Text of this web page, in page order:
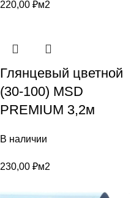
220,00 ₽м2
Глянцевый цветной
(30-100) MSD
PREMIUM 3,2м
В наличии
230,00 ₽м2